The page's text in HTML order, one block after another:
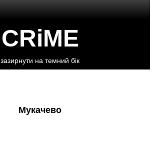
CRiME
зазирнути на темний бік
Мукачево